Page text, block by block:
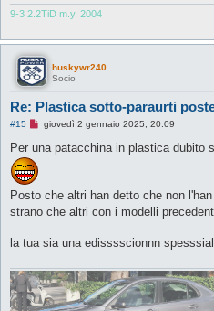
9-3 2.2TiD m.y. 2004
huskywr240
Socio
Re: Plastica sotto-paraurti
#15
M
s
i
o
g
e
r
giovedì 2 gennaio 2025, 20:09
Per una patacchina in plastica dubito
Posto che altri han detto che non
strano che altri con i modelli
la tua sia una edisssscionnn